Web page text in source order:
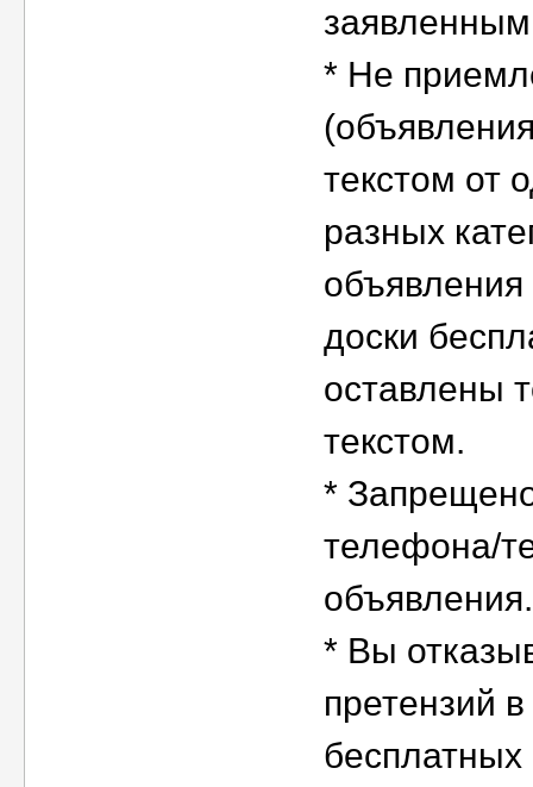
* Не
текстом от
разных
доски
оставлены
текстом.
*
телефона/
объявления.
* Вы
претензий